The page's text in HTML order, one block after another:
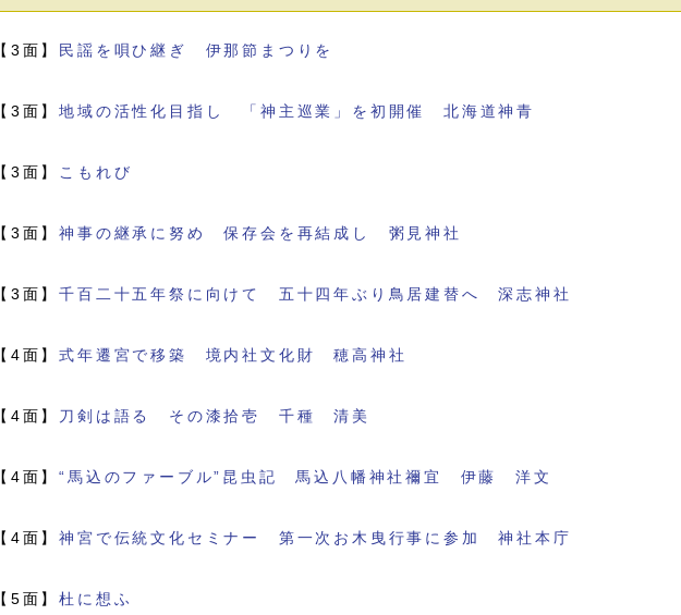
【3面】 民謡を唄ひ継ぎ 伊那節まつりを
【3面】地域の活性化目指し 「神主巡業」を初開催 北海道神青
【3面】 こもれび
【3面】神事の継承に努め 保存会を再結成し 粥見神社
【3面】千百二十五年祭に向けて 五十四年ぶり鳥居建替へ 深志神社
【4面】式年遷宮で移築 境内社文化財 穂高神社
【4面】 刀剣は語る その漆拾壱 千種 清美
【4面】“馬込のファーブル”昆虫記 馬込八幡神社禰宜 伊藤 洋文
【4面】神宮で伝統文化セミナー 第一次お木曳行事に参加 神社本庁
【5面】杜に想ふ